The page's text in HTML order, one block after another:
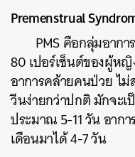
Premenstrual
PMS คือกลุ่มอาก
80 เปอร์เซ็นต์ของผู้ห
อาการคล้ายคนป่วย ไ
วีนง่ายกว่าปกติ มักจะ
ประมาณ 5-11 วัน อาก
เดือนมาได้ 4-7 วัน